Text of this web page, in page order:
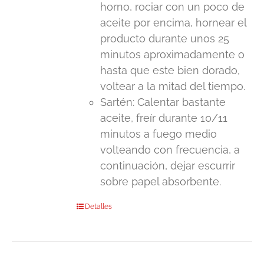
horno, rociar con un poco de
aceite por encima, hornear el
producto durante unos 25
minutos aproximadamente o
hasta que este bien dorado,
voltear a la mitad del tiempo.
Sartén: Calentar bastante
aceite, freír durante 10/11
minutos a fuego medio
volteando con frecuencia, a
continuación, dejar escurrir
sobre papel absorbente.
Detalles